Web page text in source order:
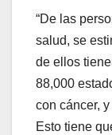
“De las
salud, se
de ellos
88,000
con cáncer,
Esto tiene